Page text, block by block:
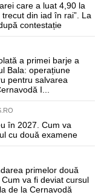
care a luat 4,90 la
din iad în rai”. La
contestație
a primei barje a
Bala: operațiune
pentru salvarea
I...
în 2027. Cum va
cu două examene
primelor două
va fi deviat cursul
de la Cernavodă